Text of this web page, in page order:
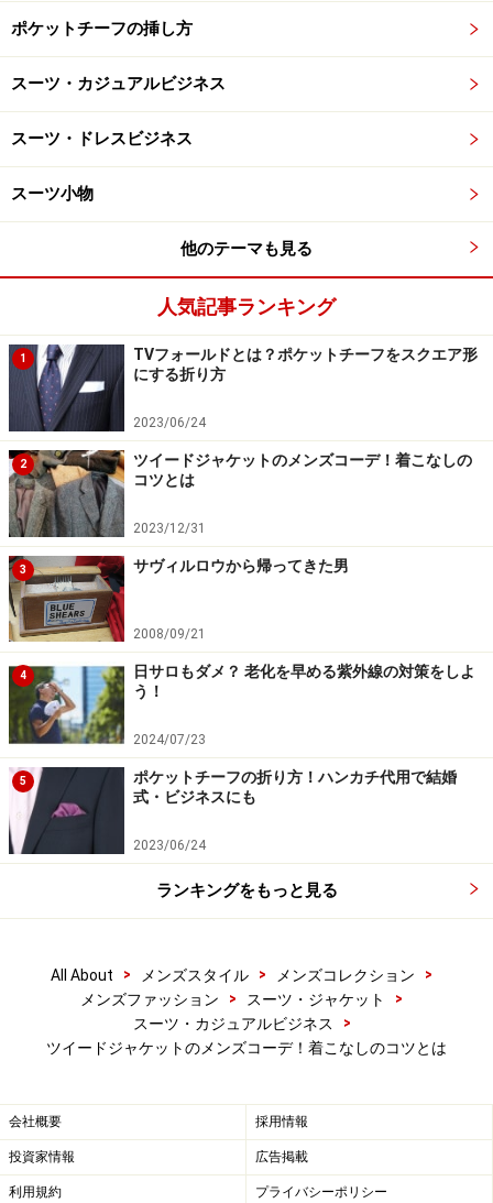
すが。結局、テーラー・ケイドで誂えて初めて満足のい
くジャケットを手にできるのだが、たしかに既製服のな
しい。杉綾さんがアレコレ探していた時期は1990年代の
こと。当時グレーのヘリンボーンのジャケットを作って
体型だとさらにサイズが少なかったはずだ。
テーラー・ケイドで仕立てたライトブラウンのヘリンボー
ン・ジャケット。同じ織りでもカラーが異なれば雰囲気も変
わる。
こういう当たり前のジャケットが手に入らないというの
もおかしなものだ。
ハリス・ツイードのグレーのヘリンボーン
を中心とした着こなし
彼の好みはツイード・ジャケットのなかでも、もっとも
ベーシックなハリス・ツイードのグレーのヘリンボーン
である。ちなみに、ボクも数着のツイード・ジャケット
をもっているが、茶系やくすんだグリーン系が多くグレ
ーはほとんどない。
その理由を考えてみると、ボクの場合はツイード=英国の
イメージが強くて、ブリティッシュテイストのジャケッ
トばかりを買ってきたからだ。ブリティッシュスタイル
のツイード・ジャケットにはあまりグレーのヘリンボー
ンは使わないようだ。
一方の杉綾さんの場合は、アメリカン・トラッドが好み
だったこともあって、定番のI型のグレーのヘリンボー
ン・ジャケットに夢中になったというわけである。彼の
のボタンダウン・シャツに黒のウール・ニットタイを合
わせ、グレー・フランネルのパンツを穿くそうである
（号泣）。
ポケットチーフの挿し方
スーツ・カジュアルビジネス
スーツ・ドレスビジネス
スーツ小物
他のテーマも見る
人気記事ランキング
1
TVフォールドとは？ポケットチーフをスクエア形
にする折り方
2023/06/24
2
ツイードジャケットのメンズコーデ！着こなしの
コツとは
2023/12/31
3 サヴィルロウから帰ってきた男
2008/09/21
4
日サロもダメ？ 老化を早める紫外線の対策をしよ
う！
2024/07/23
5
ポケットチーフの折り方！ハンカチ代用で結婚
式・ビジネスにも
2023/06/24
ランキングをもっと見る
All About > メンズスタイル > メンズコレクション
>
メンズファッション
> スーツ・ジャケット
>
スーツ・カジュアルビジネス
>
ツイードジャケットのメンズコーデ！着こなしのコツとは
会社概要 採用情報
投資家情報 広告掲載
利用規約 プライバシーポリシー